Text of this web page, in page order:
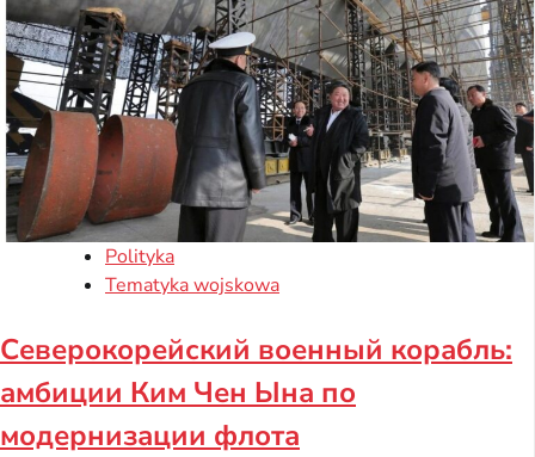
Polityka
Tematyka wojskowa
Северокорейский военный корабль:
амбиции Ким Чен Ына по
модернизации флота